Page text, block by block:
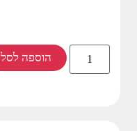
הוספה לסל